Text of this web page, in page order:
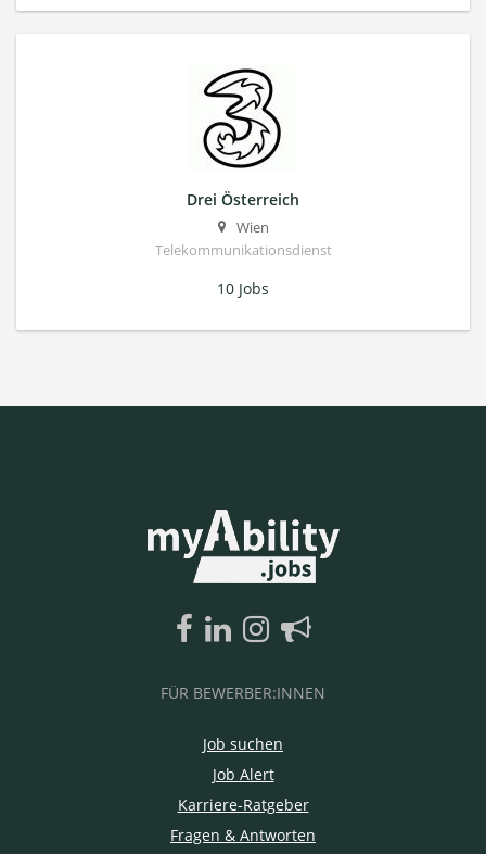
Drei Österreich
Wien
Telekommunikationsdienst
10 Jobs
FÜR BEWERBER:INNEN
Job suchen
Job Alert
Karriere-Ratgeber
Fragen & Antworten